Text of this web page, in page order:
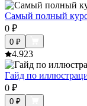
Самый полный
0 ₽
0 ₽
4.923
Гайд по
0 ₽
0 ₽